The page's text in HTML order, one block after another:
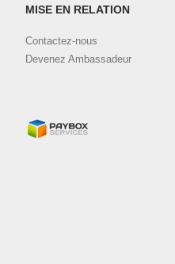
MISE EN RELATION
Contactez-nous
Devenez Ambassadeur